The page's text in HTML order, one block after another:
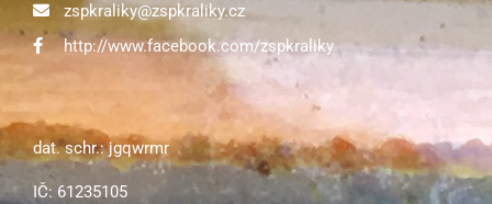
zspkraliky@zspkraliky.cz
http://www.facebook.com/zspkraliky
dat. schr.: jgqwrmr
IČ: 61235105